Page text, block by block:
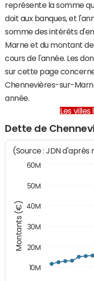
représente la somme
doit aux banques, et
somme des intérêts
Marne et du montant
cours de l'année. Les
sur cette page
Chennevières-sur-
année.
Les
Dette de
Montants (€)
(Source : JDN
10M
20M
30M
40M
50M
60M